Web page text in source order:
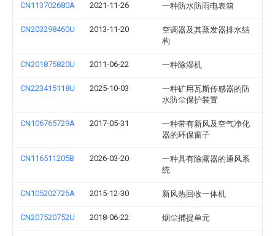
CN113702680A 2021-11-26 一种防水防雨电表箱
CN203298460U 2013-11-20
空调器及其蒸发器排水结
构
CN201875820U 2011-06-22 一种除湿机
CN223415118U 2025-10-03
一种矿用瓦斯传感器的防
水防尘保护装置
CN106765729A 2017-05-31
一种带有新风及空气净化
器的环保窗子
CN116511205B 2026-03-20
一种具有除露器的通风系
统
CN105202726A 2015-12-30 新风热回收一体机
CN207520752U 2018-06-22 烟尘捕捉单元